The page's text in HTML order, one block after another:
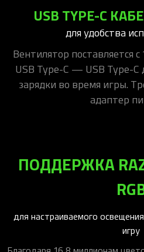
USB TYPE-C
для удобства
Вентилятор поставляется
USB Type-C — USB Type-C
зарядки во время игры.
адаптер
ПОДДЕРЖКА
для настраиваемого
игру